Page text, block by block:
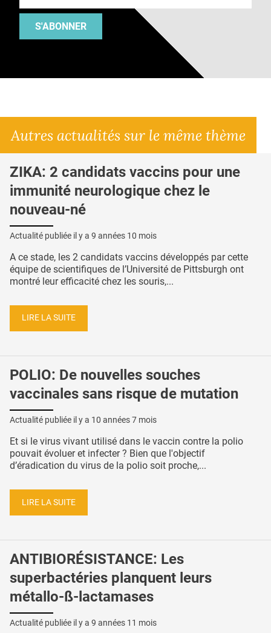
S'ABONNER
Autres actualités sur le même thème
ZIKA: 2 candidats vaccins pour une
immunité neurologique chez le
nouveau-né
Actualité publiée il y a 9 années 10 mois
A ce stade, les 2 candidats vaccins développés par cette
équipe de scientifiques de l’Université de Pittsburgh ont
montré leur efficacité chez les souris,...
LIRE LA SUITE
POLIO: De nouvelles souches
vaccinales sans risque de mutation
Actualité publiée il y a 10 années 7 mois
Et si le virus vivant utilisé dans le vaccin contre la polio
pouvait évoluer et infecter ? Bien que l'objectif
d’éradication du virus de la polio soit proche,...
LIRE LA SUITE
ANTIBIORÉSISTANCE: Les
superbactéries planquent leurs
métallo-ß-lactamases
Actualité publiée il y a 9 années 11 mois